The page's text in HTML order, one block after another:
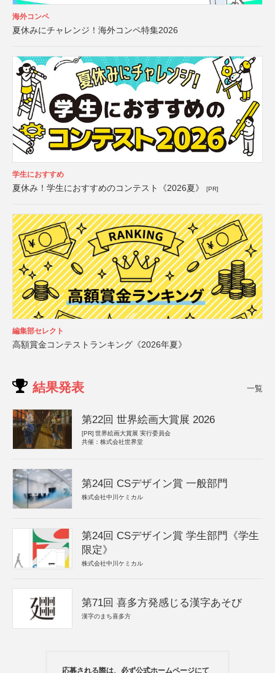
海外コンペ
夏休みにチャレンジ！海外コンペ特集2026
学生におすすめ
夏休み！学生におすすめのコンテスト《2026夏》 [PR]
編集部セレクト
高額賞金コンテストランキング《2026年夏》
結果発表 一覧
第22回 世界絵画大賞展 2026
[PR] 世界絵画大賞展 実行委員会
共催：株式会社世界堂
第24回 CSデザイン賞 一般部門
株式会社中川ケミカル
第24回 CSデザイン賞 学生部門《学生
限定》
株式会社中川ケミカル
第71回 喜多方発感じる漢字あそび
漢字のまち喜多方
応募される際は、必ず公式ホームページにて